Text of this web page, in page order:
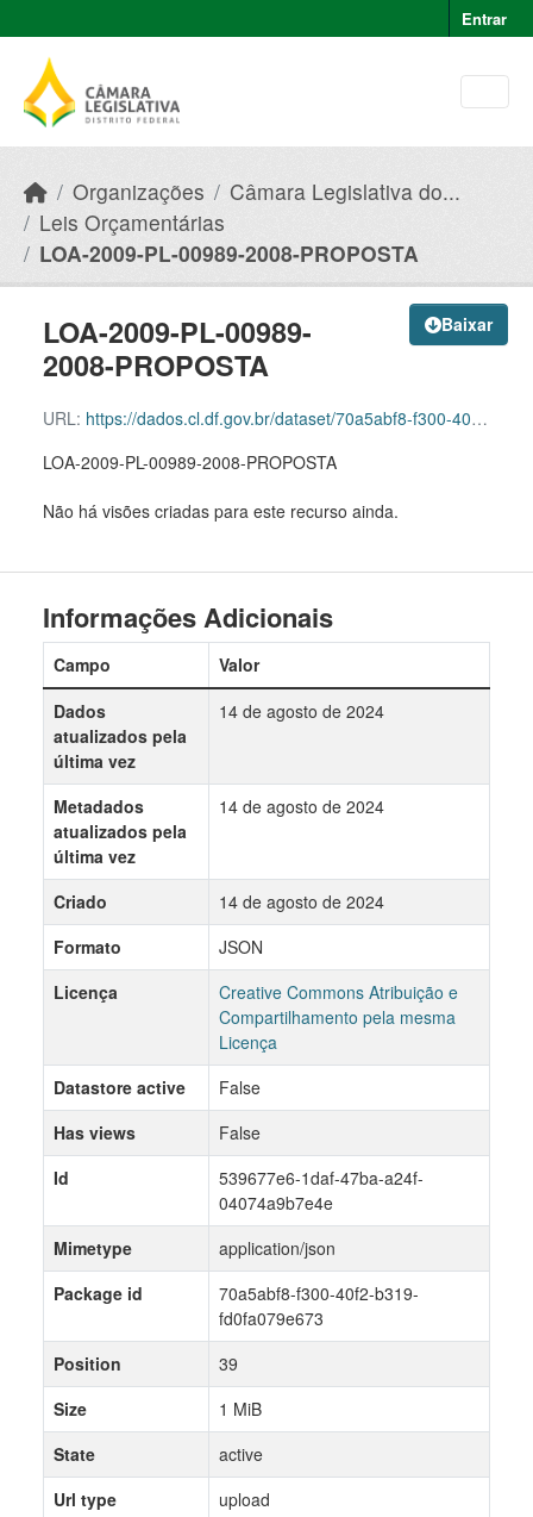
Entrar
Organizações
Câmara Legislativa do...
Leis Orçamentárias
LOA-2009-PL-00989-2008-PROPOSTA
Baixar
LOA-2009-PL-00989-
2008-PROPOSTA
URL: https://dados.cl.df.gov.br/dataset/70a5abf8-f300-40f2-b319-fd0fa079e673/resource/539677e6-1daf-47ba-a24f-04074a9b7e4e/download/loa-2009-pl-00989-2008-proposta.json
LOA-2009-PL-00989-2008-PROPOSTA
Não há visões criadas para este recurso ainda.
Informações Adicionais
Campo
Valor
Dados
atualizados pela
última vez
14 de agosto de 2024
Metadados
atualizados pela
última vez
14 de agosto de 2024
Criado
14 de agosto de 2024
Formato
JSON
Licença
Creative Commons Atribuição e
Compartilhamento pela mesma
Licença
Datastore active
False
Has views
False
Id
539677e6-1daf-47ba-a24f-
04074a9b7e4e
Mimetype
application/json
Package id
70a5abf8-f300-40f2-b319-
fd0fa079e673
Position
39
Size
1 MiB
State
active
Url type
upload